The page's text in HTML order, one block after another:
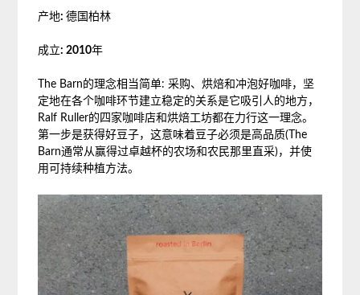
产地:德国柏林
成立: 2010年
The Barn的理念相当简单: 采购、烘焙和冲泡好咖啡，坚
定地在各个咖啡环节建立稳定的关系是它吸引人的地方，
Ralf Ruller的四家咖啡店和烘焙工坊都在力行这一理念。
第一步是获得好豆子，这意味着豆子必须是高品质(The
Barn通常从赢得过卓越杯的农场和农民那里直采)，并使
用可持续种植方法。